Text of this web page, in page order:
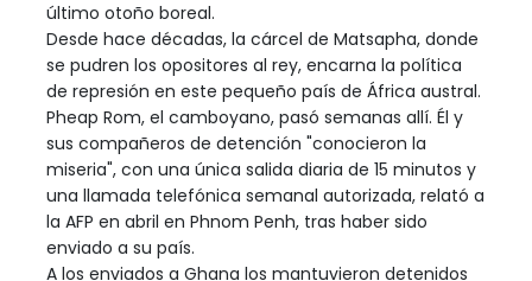
último otoño boreal.
Desde hace décadas, la cárcel de Matsapha, donde
se pudren los opositores al rey, encarna la política
de represión en este pequeño país de África austral.
Pheap Rom, el camboyano, pasó semanas allí. Él y
sus compañeros de detención "conocieron la
miseria", con una única salida diaria de 15 minutos y
una llamada telefónica semanal autorizada, relató a
la AFP en abril en Phnom Penh, tras haber sido
enviado a su país.
A los enviados a Ghana los mantuvieron detenidos